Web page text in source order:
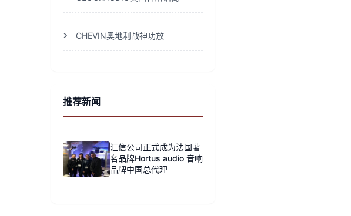
CHEVIN奥地利战神功放
推荐新闻
汇信公司正式成为法国著
名品牌Hortus audio 音响
品牌中国总代理